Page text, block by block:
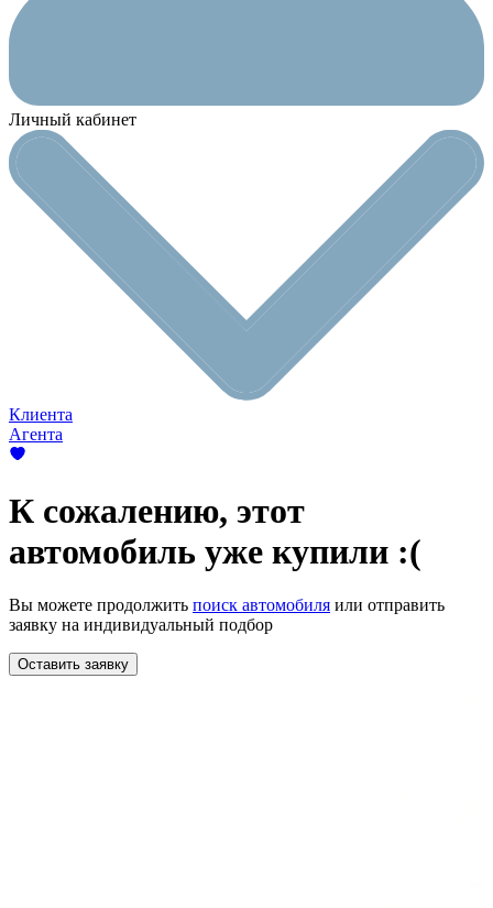
Личный кабинет
Клиента
Агента
К сожалению, этот
автомобиль уже купили :(
Вы можете продолжить поиск автомобиля или отправить
заявку на индивидуальный подбор
Оставить заявку